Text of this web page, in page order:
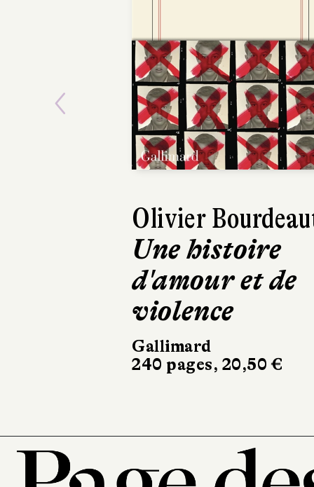
Olivier
Une histoire
d'amour et de
violence
Gallimard
240 pages, 20,50 €
Previous